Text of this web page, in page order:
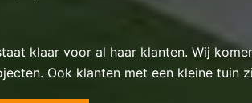
klaar voor al haar klanten. Wij
Ook klanten met een kleine tuin